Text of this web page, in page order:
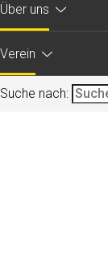
Über uns
Verein
Suche nach: